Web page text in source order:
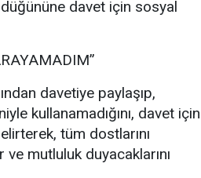
davet için sosyal
davetiye paylaşıp,
kullanamadığını, davet için
tüm dostlarını
mutluluk duyacaklarını